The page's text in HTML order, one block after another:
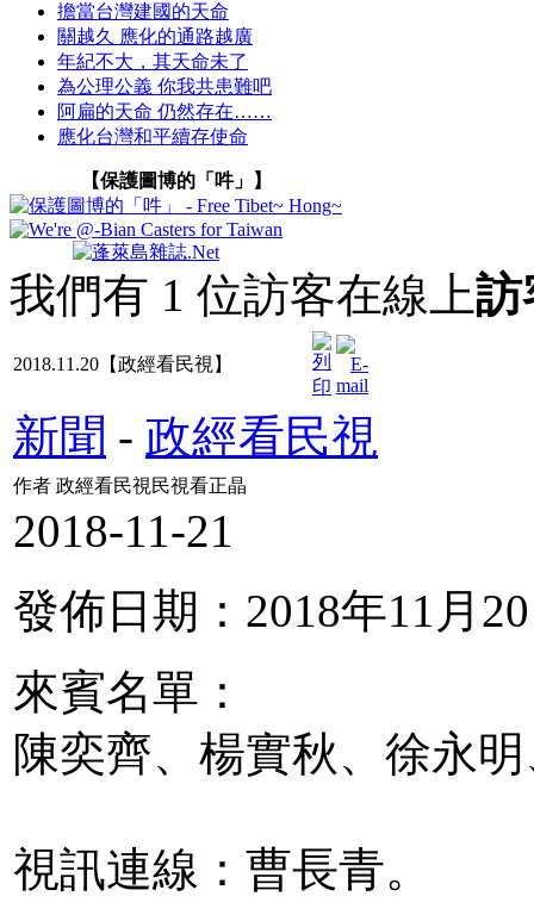
擔當台灣建國的天命
關越久 應化的通路越廣
年紀不大，其天命未了
為公理公義 你我共患難吧
阿扁的天命 仍然存在……
應化台灣和平續存使命
【保護圖博的「吽」】
我們有 1 位訪客在線上訪
2018.11.20【政經看民視】
新聞 - 政經看民視
作者 政經看民視民視看正晶
2018-11-21
發佈日期：2018年11月
來賓名單：
陳奕齊、楊實秋、徐永
視訊連線：曹長青。